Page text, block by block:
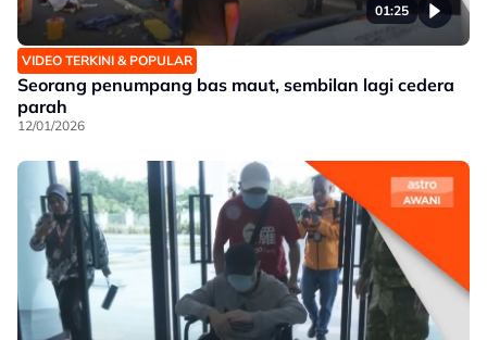
01:25
VIDEO TERKINI & POPULAR
Seorang penumpang bas maut, sembilan lagi cedera
parah
12/01/2026